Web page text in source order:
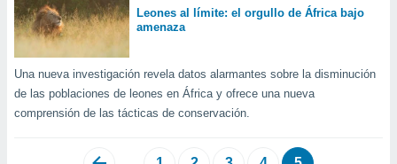
1199
Leones al límite: el orgullo de África bajo
amenaza
Una nueva investigación revela datos alarmantes sobre la disminución
de las poblaciones de leones en África y ofrece una nueva
comprensión de las tácticas de conservación.